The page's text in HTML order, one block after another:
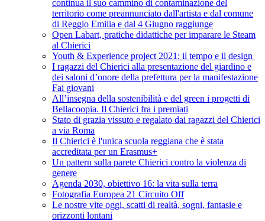
continua il suo cammino di contaminazione del
territorio come preannunciato dall'artista e dal comune
di Reggio Emilia e dal 4 Giugno raggiunge
Open Labart, pratiche didattiche per imparare le Steam
al Chierici
Youth & Experience project 2021: il tempo e il design
I ragazzi del Chierici alla presentazione del giardino e
dei saloni d’onore della prefettura per la manifestazione
Fai giovani
All’insegna della sostenibilità e del green i progetti di
Bellacoopia. Il Chierici fra i premiati
Stato di grazia vissuto e regalato dai ragazzi del Chierici
a via Roma
Il Chierici è l'unica scuola reggiana che è stata
accreditata per un Erasmus+
Un pattern sulla parete Chierici contro la violenza di
genere
Agenda 2030, obiettivo 16: la vita sulla terra
Fotografia Europea 21 Circuito Off
Le nostre vite oggi, scatti di realtà, sogni, fantasie e
orizzonti lontani